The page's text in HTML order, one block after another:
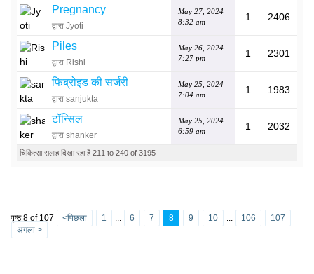
Pregnancy
द्वारा Jyoti
May 27, 2024
8:32 am
1 2406
Piles
द्वारा Rishi
May 26, 2024
7:27 pm
1 2301
फिब्रोइड की सर्जरी
द्वारा sanjukta
May 25, 2024
7:04 am
1 1983
टॉन्सिल
द्वारा shanker
May 25, 2024
6:59 am
1 2032
चिकित्सा सलाह दिखा रहा है 211 to 240 of 3195
पृष्ठ 8 of 107 <पिछला 1 ... 6 7 8 9 10 ... 106
107
अगला >